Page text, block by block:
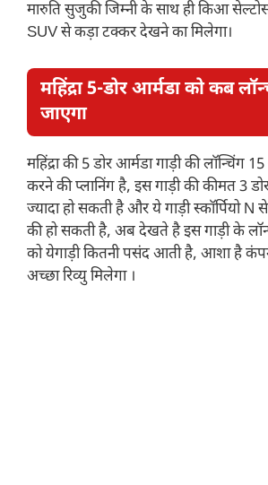
मारुति सुजुकी जिम्नी के साथ ही किआ
SUV से कड़ा टक्कर देखने का मिलेगा।
महिंद्रा 5-डोर आर्मडा को कब
जाएगा
महिंद्रा की 5 डोर आर्मडा गाड़ी की लॉन्चिंग
करने की प्लानिंग है, इस गाड़ी की कीमत 3
ज्यादा हो सकती है और ये गाड़ी स्कॉर्पियो
की हो सकती है, अब देखते है इस गाड़ी के
को येगाड़ी कितनी पसंद आती है, आशा है
अच्छा रिव्यु मिलेगा ।